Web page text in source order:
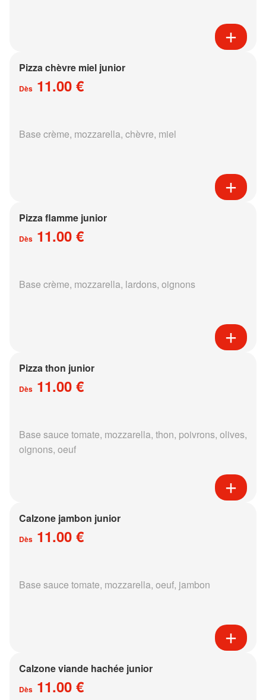
Pizza chèvre miel junior
Dès 11.00 €
Base crème, mozzarella, chèvre, miel
Pizza flamme junior
Dès 11.00 €
Base crème, mozzarella, lardons, oignons
Pizza thon junior
Dès 11.00 €
Base sauce tomate, mozzarella, thon, poivrons, olives,
oignons, oeuf
Calzone jambon junior
Dès 11.00 €
Base sauce tomate, mozzarella, oeuf, jambon
Calzone viande hachée junior
Dès 11.00 €